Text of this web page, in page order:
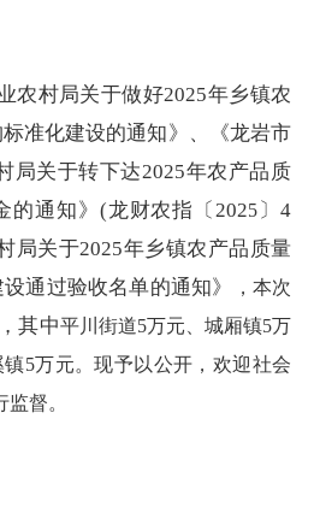
农村局关于做好2025年乡镇农
准化建设的通知》、《龙岩市
局关于转下达2025年农产品质
的通知》(龙财农指〔2025 〕4
局关于2025年乡镇农产品质量
通过验收名单的通知》
， 本次
其中平川街道5万元 城厢镇5万
镇5万元。现予以公开，欢迎社会
督。